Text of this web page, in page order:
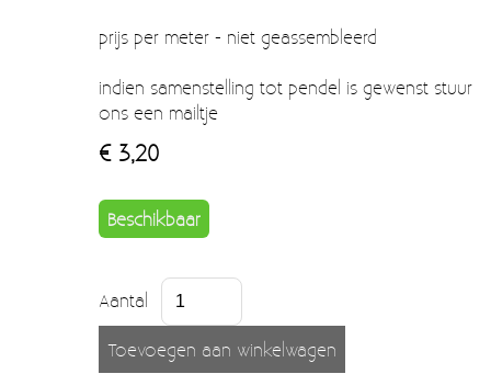
prijs per meter - niet geassembleerd
indien samenstelling tot pendel is gewenst stuur
ons een mailtje
€ 3,20
Beschikbaar
Aantal